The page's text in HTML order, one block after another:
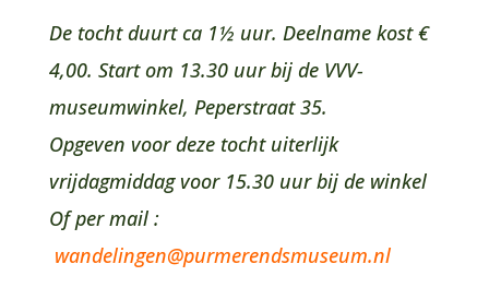
De tocht duurt ca 1½ uur. Deelname kost €
4,00. Start om 13.30 uur bij de VVV-
museumwinkel, Peperstraat 35.
Opgeven voor deze tocht uiterlijk
vrijdagmiddag voor 15.30 uur bij de winkel
Of per mail :
wandelingen@purmerendsmuseum.nl